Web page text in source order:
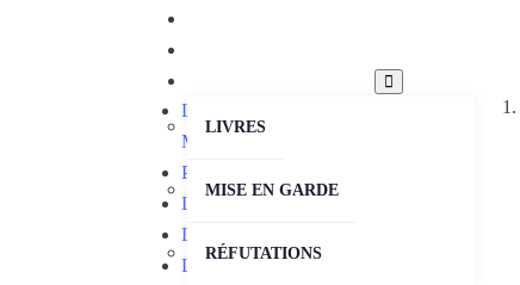
LIVRES
MISE EN GARDE
RÉFUTATIONS
LA CROYANCE ISLAMIQUE
MOUHAMMAD ﷺ LE
PROPHÈTE
LES PROPHÈTES
LA PRIÈRE
LE JEÛNE